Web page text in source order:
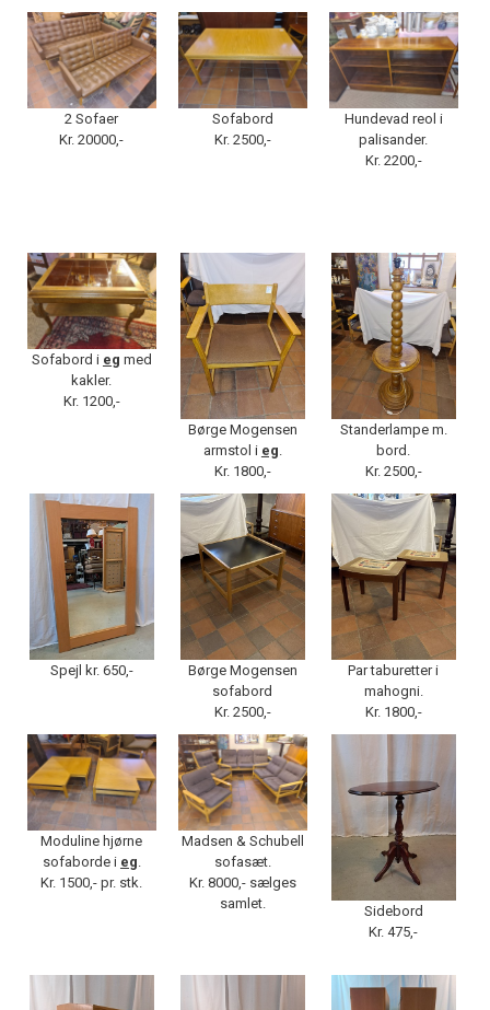
2 Sofaer
Kr. 20000,-
Sofabord
Kr. 2500,-
Hundevad reol i
palisander.
Kr. 2200,-
Sofabord i eg med
kakler.
Kr. 1200,-
Børge Mogensen
armstol i eg.
Kr. 1800,-
Standerlampe m.
bord.
Kr. 2500,-
Spejl kr. 650,-
Børge Mogensen
sofabord
Kr. 2500,-
Par taburetter i
mahogni.
Kr. 1800,-
Moduline hjørne
sofaborde i eg.
Kr. 1500,- pr. stk.
Madsen & Schubell
sofasæt.
Kr. 8000,- sælges
samlet.
Sidebord
Kr. 475,-